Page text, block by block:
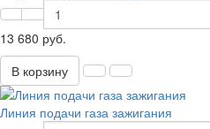
13 680 руб.
В корзину
Линия подачи газа зажигания